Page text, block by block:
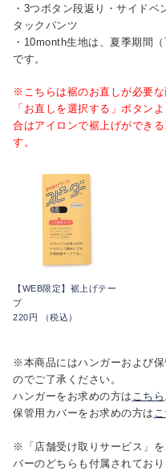
・3つボタン段返り・サイド
タックパンツ
・10month生地は、夏季期間
です。
※こちらは裾のお直しが必要
「お直しを選択する」ボタン
合はアイロンで裾上げができ
す。
【WEB限定】裾上げテー
プ
220円 （税込）
※本商品にはハンガーおよび
のでご了承ください。
ハンガーをお求めの方は こちら
保管用カバーをお求めの方は
※「店舗受け取りサービス」
バーのどちらも付属されており